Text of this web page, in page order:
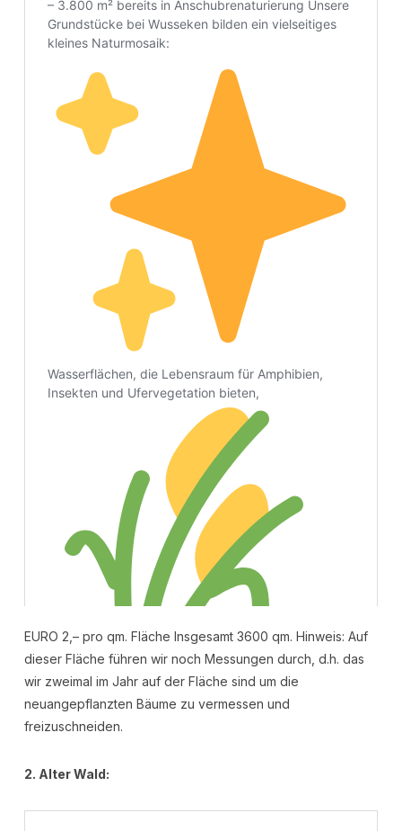
EURO 2,– pro qm. Fläche Insgesamt 3600 qm. Hinweis: Auf
dieser Fläche führen wir noch Messungen durch, d.h. das
wir zweimal im Jahr auf der Fläche sind um die
neuangepflanzten Bäume zu vermessen und
freizuschneiden.
2. Alter Wald: